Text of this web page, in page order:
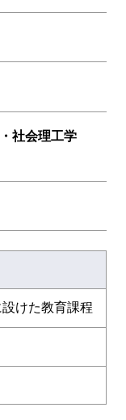
社会理工学
環境・社会
けた教育課程